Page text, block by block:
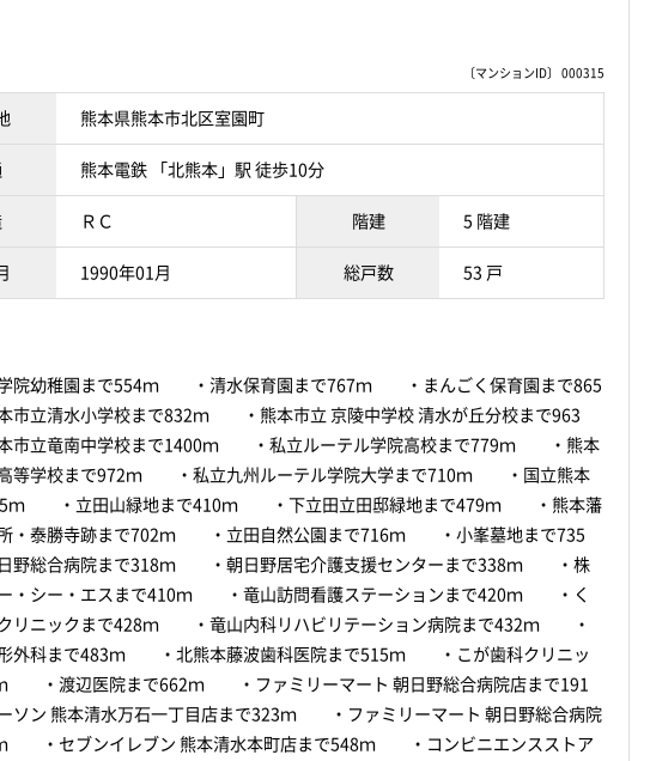
〔マンションID〕 000315
熊本県熊本市北区室園町
熊本電鉄 「北熊本」駅 徒歩10分
ＲＣ 階建 5 階建
1990年01月 総戸数 53 戸
学院幼稚園まで554ｍ ・清水保育園まで767ｍ ・まんごく保育園まで865
立清水小学校まで832ｍ ・熊本市立 京陵中学校 清水が丘分校まで963
立竜南中学校まで1400ｍ ・私立ルーテル学院高校まで779ｍ ・熊本
高等学校まで972ｍ ・私立九州ルーテル学院大学まで710ｍ ・国立熊本
ｍ ・立田山緑地まで410ｍ ・下立田立田邸緑地まで479ｍ ・熊本藩
所・泰勝寺跡まで702ｍ ・立田自然公園まで716ｍ ・小峯墓地まで735
総合病院まで318ｍ ・朝日野居宅介護支援センターまで338ｍ ・株
・シー・エスまで410ｍ ・竜山訪問看護ステーションまで420ｍ ・く
クリニックまで428ｍ ・竜山内科リハビリテーション病院まで432ｍ ・
形外科まで483ｍ ・北熊本藤波歯科医院まで515ｍ ・こが歯科クリニッ
・渡辺医院まで662ｍ ・ファミリーマート 朝日野総合病院店まで191
ン 熊本清水万石一丁目店まで323ｍ ・ファミリーマート 朝日野総合病院
・セブンイレブン 熊本清水本町店まで548ｍ ・コンビニエンスストア